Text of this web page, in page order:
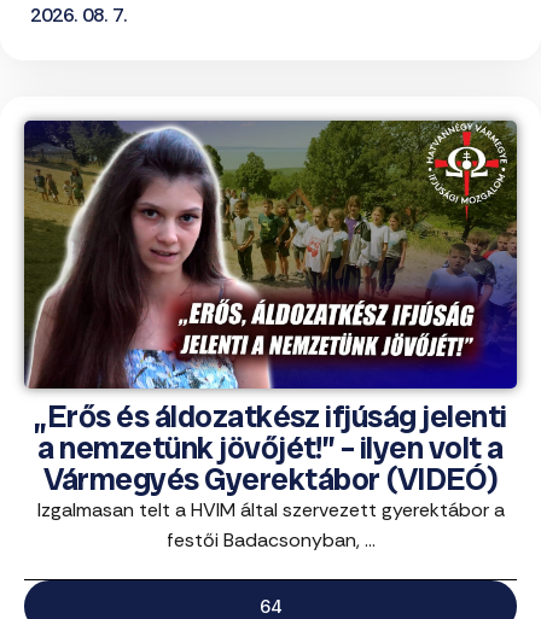
2026. 08. 7.
„Erős és áldozatkész ifjúság jelenti
a nemzetünk jövőjét!” – ilyen volt a
Vármegyés Gyerektábor (VIDEÓ)
Izgalmasan telt a HVIM által szervezett gyerektábor a
festői Badacsonyban, ...
64